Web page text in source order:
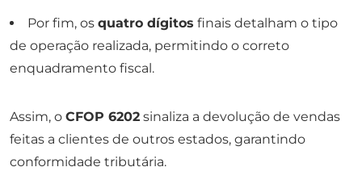
Por fim, os quatro dígitos finais detalham o tipo
de operação realizada, permitindo o correto
enquadramento fiscal.
Assim, o CFOP 6202 sinaliza a devolução de vendas
feitas a clientes de outros estados, garantindo
conformidade tributária.